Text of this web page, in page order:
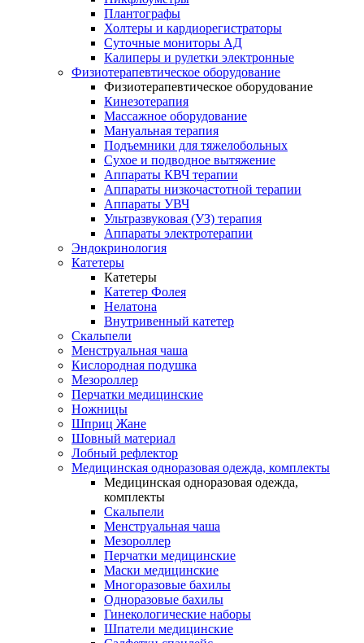
Плантографы
Холтеры и кардиорегистраторы
Суточные мониторы АД
Калиперы и рулетки электронные
Физиотерапевтическое оборудование
Физиотерапевтическое оборудование
Кинезотерапия
Массажное оборудование
Мануальная терапия
Подъемники для тяжелобольных
Сухое и подводное вытяжение
Аппараты КВЧ терапии
Аппараты низкочастотной терапии
Аппараты УВЧ
Ультразвуковая (УЗ) терапия
Аппараты электротерапии
Эндокринология
Катетеры
Катетеры
Катетер Фолея
Нелатона
Внутривенный катетер
Скальпели
Менструальная чаша
Кислородная подушка
Мезороллер
Перчатки медицинские
Ножницы
Шприц Жане
Шовный материал
Лобный рефлектор
Медицинская одноразовая одежда, комплекты
Медицинская одноразовая одежда,
комплекты
Скальпели
Менструальная чаша
Мезороллер
Перчатки медицинские
Маски медицинские
Многоразовые бахилы
Одноразовые бахилы
Гинекологические наборы
Шпатели медицинские